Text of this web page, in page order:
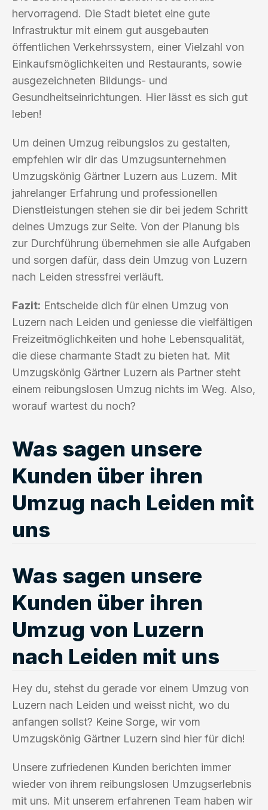
hervorragend. Die Stadt bietet eine gute
Infrastruktur mit einem gut ausgebauten
öffentlichen Verkehrssystem, einer Vielzahl von
Einkaufsmöglichkeiten und Restaurants, sowie
ausgezeichneten Bildungs- und
Gesundheitseinrichtungen. Hier lässt es sich gut
leben!
Um deinen Umzug reibungslos zu gestalten,
empfehlen wir dir das Umzugsunternehmen
Umzugskönig Gärtner Luzern aus Luzern. Mit
jahrelanger Erfahrung und professionellen
Dienstleistungen stehen sie dir bei jedem Schritt
deines Umzugs zur Seite. Von der Planung bis
zur Durchführung übernehmen sie alle Aufgaben
und sorgen dafür, dass dein Umzug von Luzern
nach Leiden stressfrei verläuft.
Fazit: Entscheide dich für einen Umzug von
Luzern nach Leiden und geniesse die vielfältigen
Freizeitmöglichkeiten und hohe Lebensqualität,
die diese charmante Stadt zu bieten hat. Mit
Umzugskönig Gärtner Luzern als Partner steht
einem reibungslosen Umzug nichts im Weg. Also,
worauf wartest du noch?
Was sagen unsere
Kunden über ihren
Umzug nach Leiden mit
uns
Was sagen unsere
Kunden über ihren
Umzug von Luzern
nach Leiden mit uns
Hey du, stehst du gerade vor einem Umzug von
Luzern nach Leiden und weisst nicht, wo du
anfangen sollst? Keine Sorge, wir vom
Umzugskönig Gärtner Luzern sind hier für dich!
Unsere zufriedenen Kunden berichten immer
wieder von ihrem reibungslosen Umzugserlebnis
mit uns. Mit unserem erfahrenen Team haben wir